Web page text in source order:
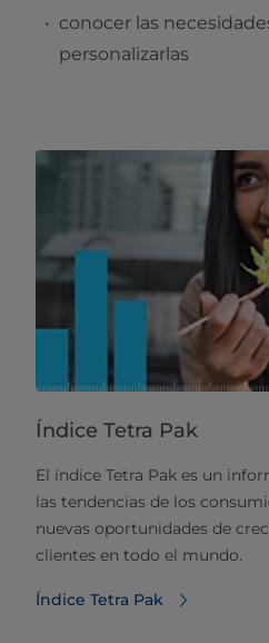
conocer las
personalizarlas
Índice Tetra Pak
El índice Tetra Pak es un
las tendencias de los
nuevas oportunidades de
clientes en todo el mundo.
Índice Tetra Pak